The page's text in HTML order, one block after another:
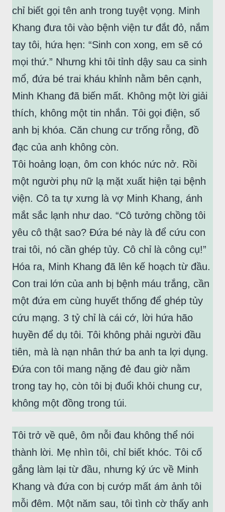
chỉ biết gọi tên anh trong tuyệt vọng. Minh
Khang đưa tôi vào bệnh viện tư đắt đỏ, nắm
tay tôi, hứa hẹn: “Sinh con xong, em sẽ có
mọi thứ.” Nhưng khi tôi tỉnh dậy sau ca sinh
mổ, đứa bé trai kháu khỉnh nằm bên cạnh,
Minh Khang đã biến mất. Không một lời giải
thích, không một tin nhắn. Tôi gọi điện, số
anh bị khóa. Căn chung cư trống rỗng, đồ
đạc của anh không còn.
Tôi hoảng loạn, ôm con khóc nức nở. Rồi
một người phụ nữ lạ mặt xuất hiện tại bệnh
viện. Cô ta tự xưng là vợ Minh Khang, ánh
mắt sắc lạnh như dao. “Cô tưởng chồng tôi
yêu cô thật sao? Đứa bé này là để cứu con
trai tôi, nó cần ghép tủy. Cô chỉ là công cụ!”
Hóa ra, Minh Khang đã lên kế hoạch từ đầu.
Con trai lớn của anh bị bệnh máu trắng, cần
một đứa em cùng huyết thống để ghép tủy
cứu mạng. 3 tỷ chỉ là cái cớ, lời hứa hão
huyền để dụ tôi. Tôi không phải người đầu
tiên, mà là nạn nhân thứ ba anh ta lợi dụng.
Đứa con tôi mang nặng đẻ đau giờ nằm
trong tay họ, còn tôi bị đuổi khỏi chung cư,
không một đồng trong túi.
Tôi trở về quê, ôm nỗi đau không thể nói
thành lời. Mẹ nhìn tôi, chỉ biết khóc. Tôi cố
gắng làm lại từ đầu, nhưng ký ức về Minh
Khang và đứa con bị cướp mất ám ảnh tôi
mỗi đêm. Một năm sau, tôi tình cờ thấy anh